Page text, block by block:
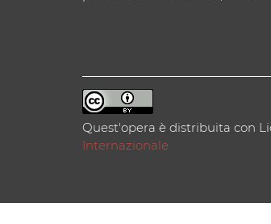
Quest'opera è distribuita con
Internazionale